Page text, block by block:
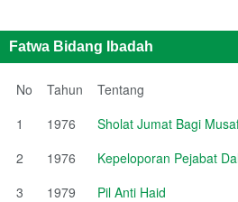
Fatwa Bidang Ibadah
No Tahun
Tentang
1
1976
Sholat Jumat Bagi
2
1976
Kepeloporan Pejabat
3
1979
Pil Anti Haid